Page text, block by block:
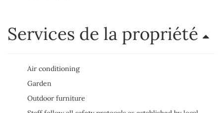
Services de la propriété
Air conditioning
Garden
Outdoor furniture